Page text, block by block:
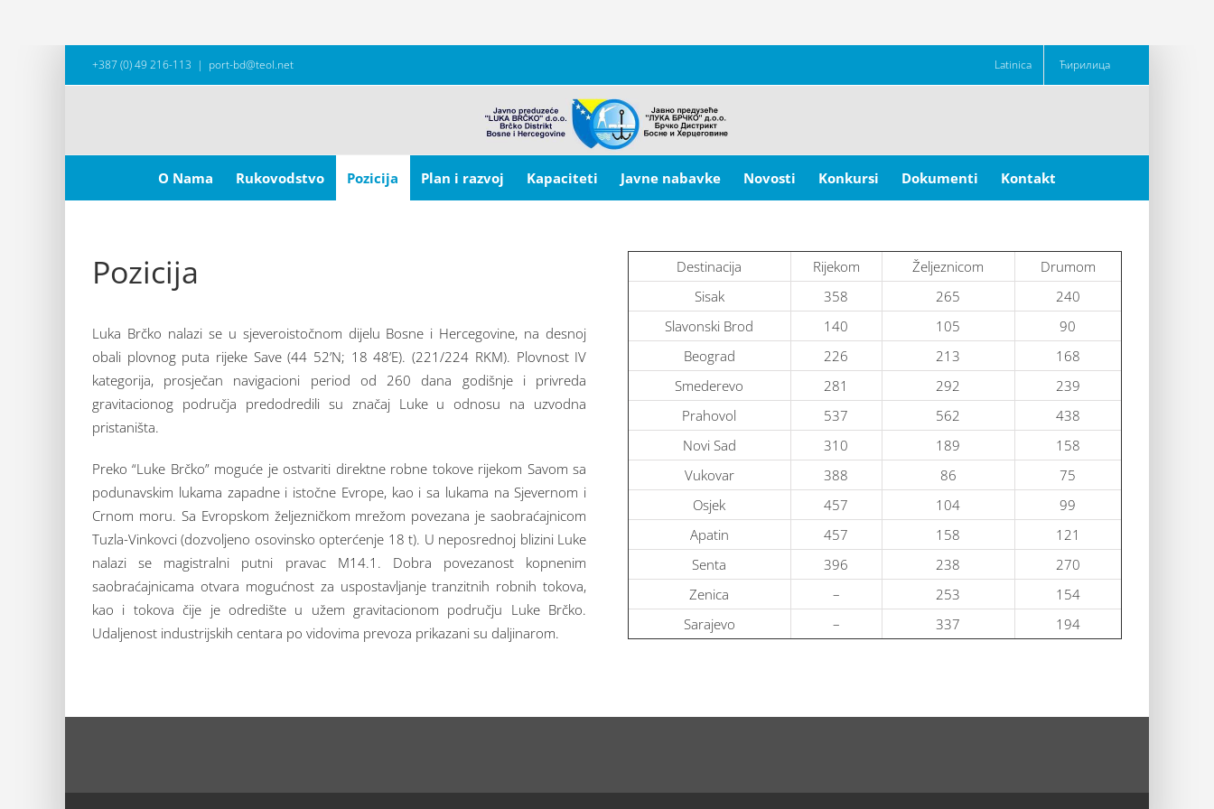
+387 (0) 49 216-113 | port-bd@teol.net Latinica Ћирилица
for:
O Nama
Rukovodstvo Pozicija Plan i razvoj Kapaciteti Javne nabavke Novosti Konkursi Dokumenti Kontakt
Pozicija
Luka Brčko nalazi se u sjeveroistočnom dijelu Bosne i Hercegovine, na desnoj
obali plovnog puta rijeke Save (44 52’N; 18 48’E). (221/224 RKM). Plovnost IV
kategorija, prosječan navigacioni period od 260 dana godišnje i privreda
gravitacionog područja predodredili su značaj Luke u odnosu na uzvodna
pristaništa.
Preko “Luke Brčko” moguće je ostvariti direktne robne tokove rijekom Savom sa
podunavskim lukama zapadne i istočne Evrope, kao i sa lukama na Sjevernom i
Crnom moru. Sa Evropskom željezničkom mrežom povezana je saobraćajnicom
Tuzla-Vinkovci (dozvoljeno osovinsko opterćenje 18 t). U neposrednoj blizini Luke
nalazi se magistralni putni pravac M14.1. Dobra povezanost kopnenim
saobraćajnicama otvara mogućnost za uspostavljanje tranzitnih robnih tokova,
kao i tokova čije je odredište u užem gravitacionom području Luke Brčko.
Udaljenost industrijskih centara po vidovima prevoza prikazani su daljinarom.
Destinacija Rijekom Željeznicom
Drumom
Sisak
358 265
240
Slavonski Brod
140 105
90
Beograd
226 213
168
Smederevo
281 292
239
Prahovol
537 562
438
Novi Sad
310 189
158
Vukovar
388 86
75
Osjek
457 104
99
Apatin
457 158
121
Senta
396 238
270
Zenica
– 253
154
Sarajevo
– 337 194